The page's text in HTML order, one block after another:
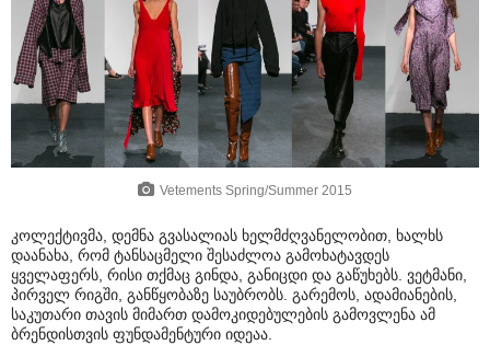
Vetements Spring/Summer 2015
კოლექტივმა, დემნა გვასალიას ხელმძღვანელობით, ხალხს
დაანახა, რომ ტანსაცმელი შესაძლოა გამოხატავდეს
ყველაფერს, რისი თქმაც გინდა, განიცდი და გაწუხებს. ვეტმანი,
პირველ რიგში, განწყობაზე საუბრობს. გარემოს, ადამიანების,
საკუთარი თავის მიმართ დამოკიდებულების გამოვლენა ამ
ბრენდისთვის ფუნდამენტური იდეაა.